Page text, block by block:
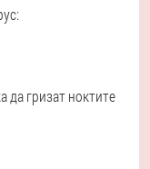
да гризат ноктите